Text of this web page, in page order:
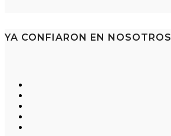
YA CONFIARON EN NOSOTROS